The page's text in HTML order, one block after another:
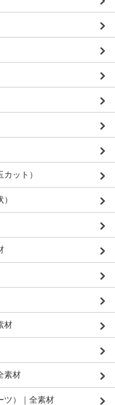
ット）
材
素材
ツ）｜全素材